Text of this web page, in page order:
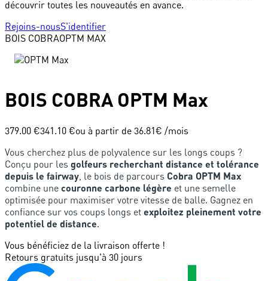
découvrir toutes les nouveautés en avance.
Rejoins-nousS'identifier
BOIS COBRAOPTM MAX
BOIS COBRA OPTM Max
379.00 €341.10 €ou à partir de 36.81€ /mois
Vous cherchez plus de polyvalence sur les longs coups ?
Conçu pour les golfeurs recherchant distance et tolérance
depuis le fairway , le bois de parcours Cobra OPTM Max
combine une couronne carbone légère et une semelle
optimisée pour maximiser votre vitesse de balle. Gagnez en
confiance sur vos coups longs et exploitez pleinement votre
potentiel de distance.
Vous bénéficiez de la livraison offerte !
Retours gratuits jusqu'à 30 jours